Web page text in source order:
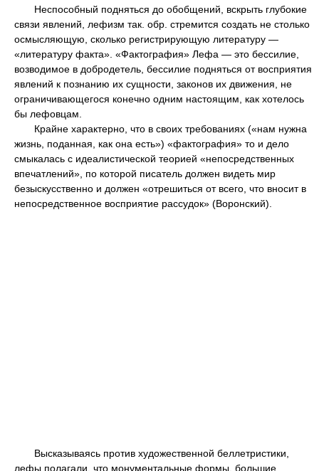
Неспособный подняться до обобщений, вскрыть глубокие
связи явлений, лефизм так. обр. стремится создать не столько
осмысляющую, сколько регистрирующую литературу —
«литературу факта». «Фактография» Лефа — это бессилие,
возводимое в добродетель, бессилие подняться от восприятия
явлений к познанию их сущности, законов их движения, не
ограничивающегося конечно одним настоящим, как хотелось
бы лефовцам.
Крайне характерно, что в своих требованиях («нам нужна
жизнь, поданная, как она есть») «фактография» то и дело
смыкалась с идеалистической теорией «непосредственных
впечатлений», по которой писатель должен видеть мир
безыскусственно и должен «отрешиться от всего, что вносит в
непосредственное восприятие рассудок» (Воронский).
Высказываясь против художественной беллетристики,
лефы полагали, что монументальные формы, большие